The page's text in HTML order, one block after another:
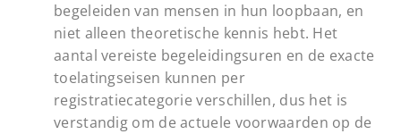
begeleiden van mensen in hun loopbaan, en
niet alleen theoretische kennis hebt. Het
aantal vereiste begeleidingsuren en de exacte
toelatingseisen kunnen per
registratiecategorie verschillen, dus het is
verstandig om de actuele voorwaarden op de